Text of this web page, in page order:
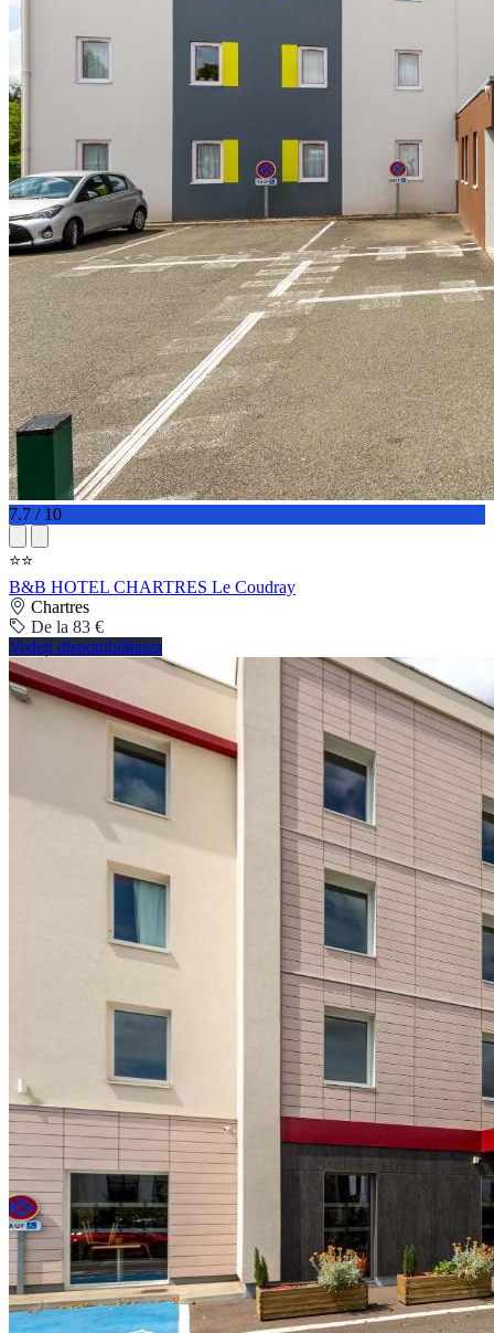
7.7 / 10
⭐⭐
B&B HOTEL CHARTRES Le Coudray
Chartres
De la 83 €
Vedeți disponibilitatea